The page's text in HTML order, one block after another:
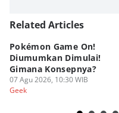
Related Articles
Pokémon Game On!
Diumumkan Dimulai!
Gimana Konsepnya?
07 Agu 2026, 10:30 WIB
Geek